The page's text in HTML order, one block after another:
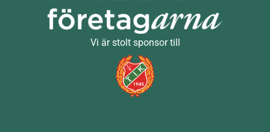
Vi är stolt sponsor till